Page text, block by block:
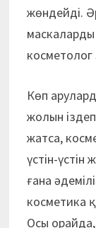
жөндейді.
Көп
жолын
жатса,
үстін-
ғана
косметика
Осы